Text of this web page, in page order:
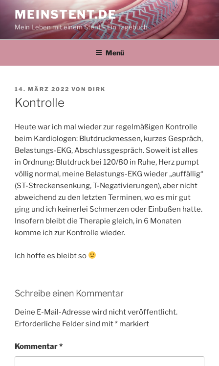
Inhalt
springen
MEINSTENT.DE
Mein Leben mit einem Stent – Ein Tagebuch
Menü
VERÖFFENTLICHT
AM
14. MÄRZ 2022 VON DIRK
Kontrolle
Heute war ich mal wieder zur regelmäßigen Kontrolle
beim Kardiologen: Blutdruckmessen, kurzes Gespräch,
Belastungs-EKG, Abschlussgespräch. Soweit ist alles
in Ordnung: Blutdruck bei 120/80 in Ruhe, Herz pumpt
völlig normal, meine Belastungs-EKG wieder „auffällig“
(ST-Streckensenkung, T-Negativierungen), aber nicht
abweichend zu den letzten Terminen, wo es mir gut
ging und ich keinerlei Schmerzen oder Einbußen hatte.
Insofern bleibt die Therapie gleich, in 6 Monaten
komme ich zur Kontrolle wieder.
Ich hoffe es bleibt so
Schreibe einen Kommentar
Deine E-Mail-Adresse wird nicht veröffentlicht.
Erforderliche Felder sind mit* markiert
Kommentar*